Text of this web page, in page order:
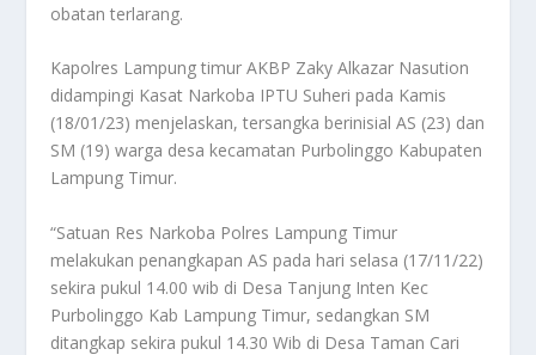
obatan terlarang.
Kapolres Lampung timur AKBP Zaky Alkazar Nasution
didampingi Kasat Narkoba IPTU Suheri pada Kamis
(18/01/23) menjelaskan, tersangka berinisial AS (23) dan
SM (19) warga desa kecamatan Purbolinggo Kabupaten
Lampung Timur.
“Satuan Res Narkoba Polres Lampung Timur
melakukan penangkapan AS pada hari selasa (17/11/22)
sekira pukul 14.00 wib di Desa Tanjung Inten Kec
Purbolinggo Kab Lampung Timur, sedangkan SM
ditangkap sekira pukul 14.30 Wib di Desa Taman Cari